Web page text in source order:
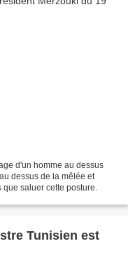
d'un homme au dessus
dessus de la mêlée et
que saluer cette posture.
Tunisien est